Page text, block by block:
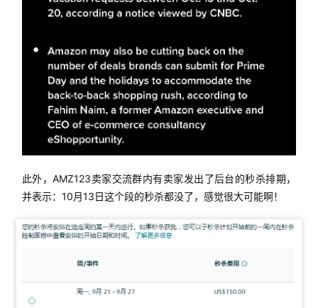
此外，AMZ123卖家交流群内有卖家发出了后台的秒杀排期，
并表示：10月13日这个段的秒杀都没了，感觉很大可能啊！